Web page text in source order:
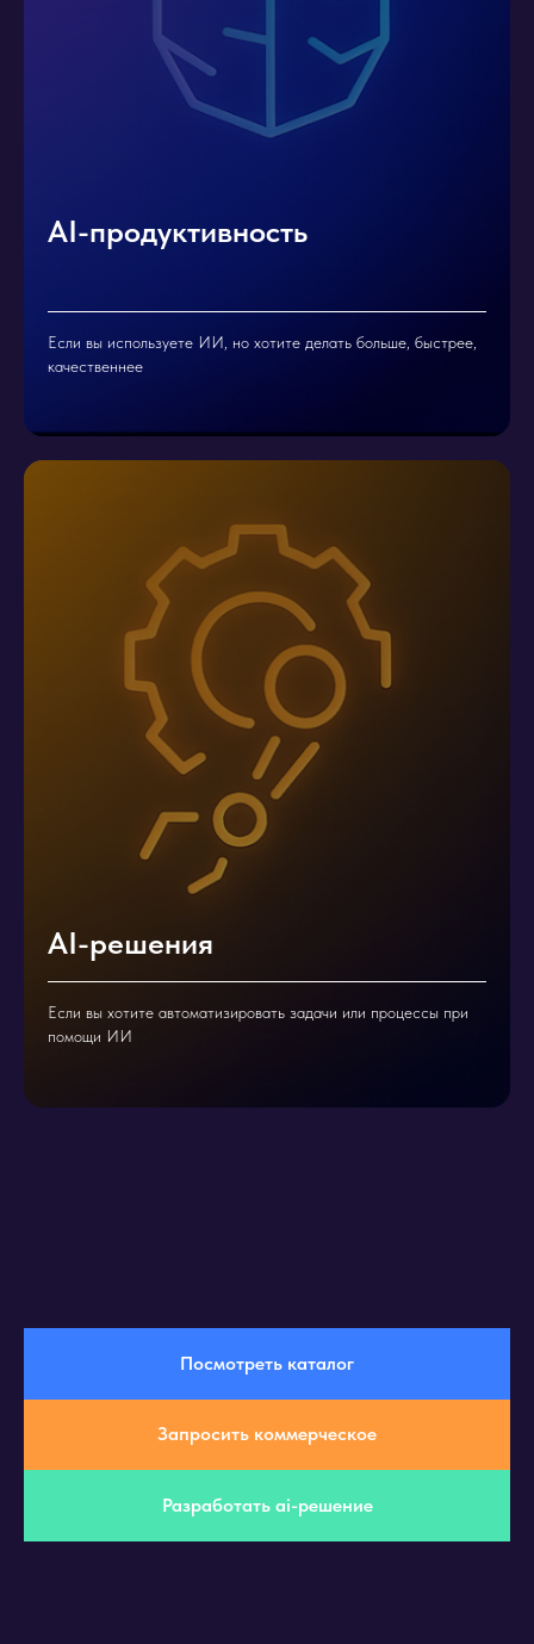
AI-продуктивность
Если вы используете ИИ, но хотите делать больше, быстрее,
качественнее
AI-решения
Если вы хотите автоматизировать задачи или процессы при
помощи ИИ
Посмотреть каталог
Запросить коммерческое
Разработать ai-решение